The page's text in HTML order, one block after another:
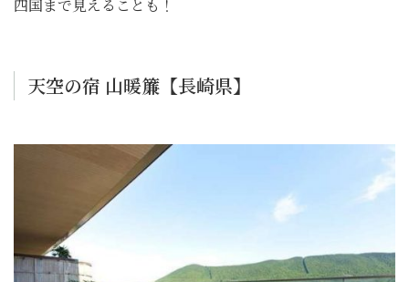
四国まで見えることも！
天空の宿 山暖簾【長崎県】